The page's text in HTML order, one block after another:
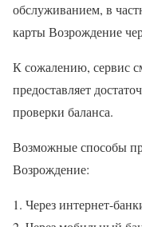
обслуживанием, в
карты Возрождение
К сожалению, сервис
предоставляет
проверки баланса.
Возможные способы
Возрождение:
Через интернет-